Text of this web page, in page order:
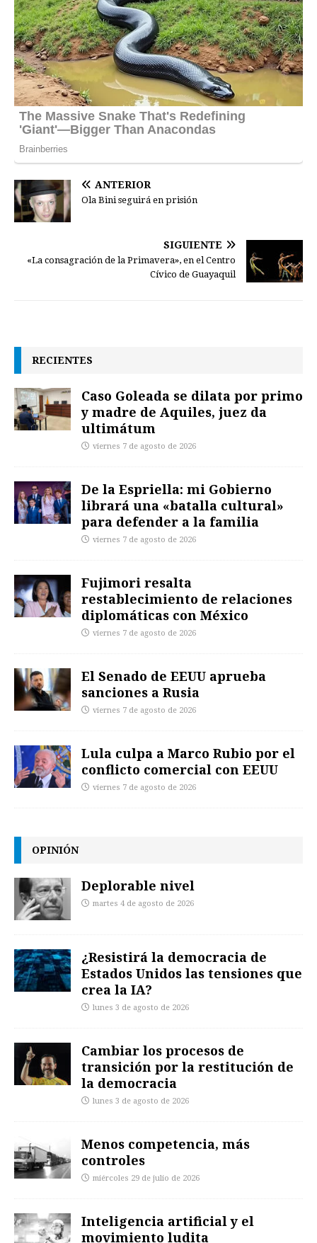
ANTERIOR
Ola Bini seguirá en prisión
SIGUIENTE
«La consagración de la Primavera», en el Centro
Cívico de Guayaquil
RECIENTES
Caso Goleada se dilata por primo
y madre de Aquiles, juez da
ultimátum
viernes 7 de agosto de 2026
De la Espriella: mi Gobierno
librará una «batalla cultural»
para defender a la familia
viernes 7 de agosto de 2026
Fujimori resalta
restablecimiento de relaciones
diplomáticas con México
viernes 7 de agosto de 2026
El Senado de EEUU aprueba
sanciones a Rusia
viernes 7 de agosto de 2026
Lula culpa a Marco Rubio por el
conflicto comercial con EEUU
viernes 7 de agosto de 2026
OPINIÓN
Deplorable nivel
martes 4 de agosto de 2026
¿Resistirá la democracia de
Estados Unidos las tensiones que
crea la IA?
lunes 3 de agosto de 2026
Cambiar los procesos de
transición por la restitución de
la democracia
lunes 3 de agosto de 2026
Menos competencia, más
controles
miércoles 29 de julio de 2026
Inteligencia artificial y el
movimiento ludita